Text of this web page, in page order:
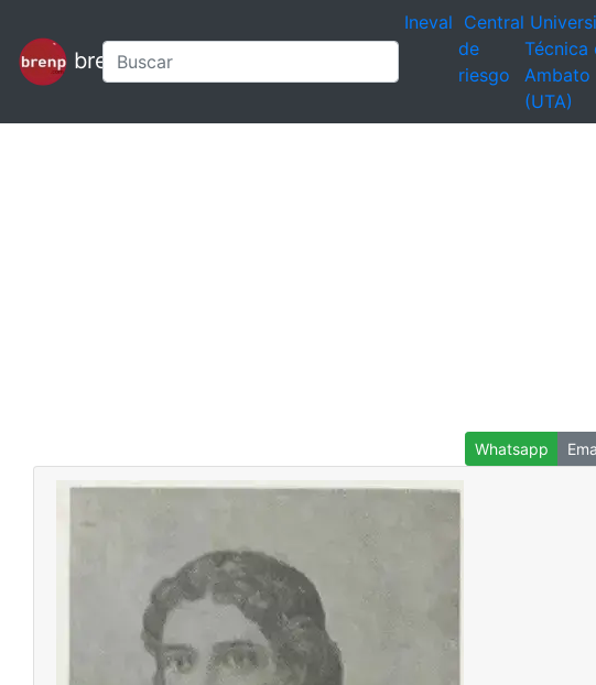
brenp
Ineval Central
de
riesgo
Técnica
Ambato
(UTA)
Whatsapp